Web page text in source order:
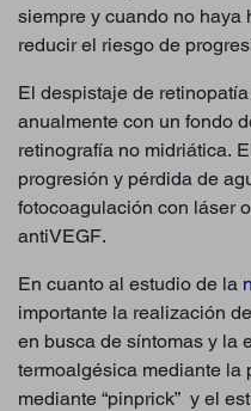
siempre y cuando no haya
reducir el riesgo de
El despistaje de
anualmente con un fondo
retinografía no midriática.
progresión y pérdida de
fotocoagulación con láser
antiVEGF.
En cuanto al estudio de la
importante la realización
en busca de síntomas y la
termoalgésica mediante la
mediante “pinprick” y el